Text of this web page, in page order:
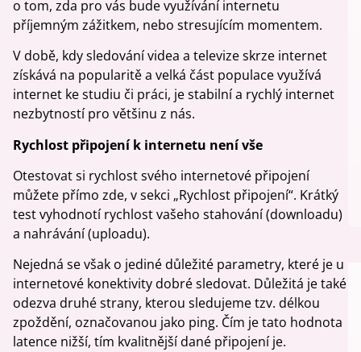
o tom, zda pro vás bude využívání internetu
příjemným zážitkem, nebo stresujícím momentem.
V době, kdy sledování videa a televize skrze internet
získává na popularitě a velká část populace využívá
internet ke studiu či práci, je stabilní a rychlý internet
nezbytností pro většinu z nás.
Rychlost připojení k internetu není vše
Otestovat si rychlost svého internetové připojení
můžete přímo zde, v sekci „Rychlost připojení“. Krátký
test vyhodnotí rychlost vašeho stahování (downloadu)
a nahrávání (uploadu).
Nejedná se však o jediné důležité parametry, které je u
internetové konektivity dobré sledovat. Důležitá je také
odezva druhé strany, kterou sledujeme tzv. délkou
zpoždění, označovanou jako ping. Čím je tato hodnota
latence nižší, tím kvalitnější dané připojení je.